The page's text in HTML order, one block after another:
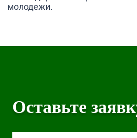
молодежи.
Оставьте